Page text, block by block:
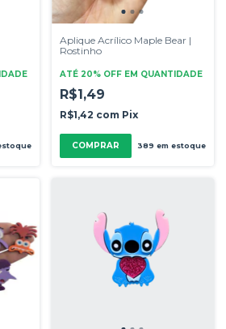
Aplique Acrílico Maple Bear |
Rostinho
ATÉ 20% OFF EM QUANTIDADE
R$1,49
R$1,42 com Pix
COMPRAR 389 em estoque